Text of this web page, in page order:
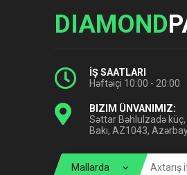
DIAMOND
İŞ SAATLARI
Həftəiçi 10:00 - 20:00
BIZIM ÜNVANIMIZ:
Səttar Bəhlulzadə
Bakı, AZ1043,